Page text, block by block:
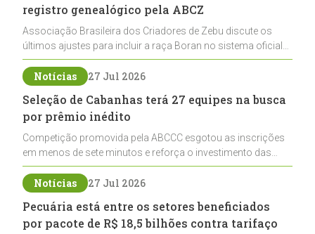
registro genealógico pela ABCZ
Associação Brasileira dos Criadores de Zebu discute os
últimos ajustes para incluir a raça Boran no sistema oficial
de registros, abrindo caminho para sua expansão na
pecuária nacional
Notícias 27 Jul 2026
Seleção de Cabanhas terá 27 equipes na busca
por prêmio inédito
Competição promovida pela ABCCC esgotou as inscrições
em menos de sete minutos e reforça o investimento das
cabanhas na seleção genética de Cavalos Crioulos voltados
ao laço
Notícias 27 Jul 2026
Pecuária está entre os setores beneficiados
por pacote de R$ 18,5 bilhões contra tarifaço